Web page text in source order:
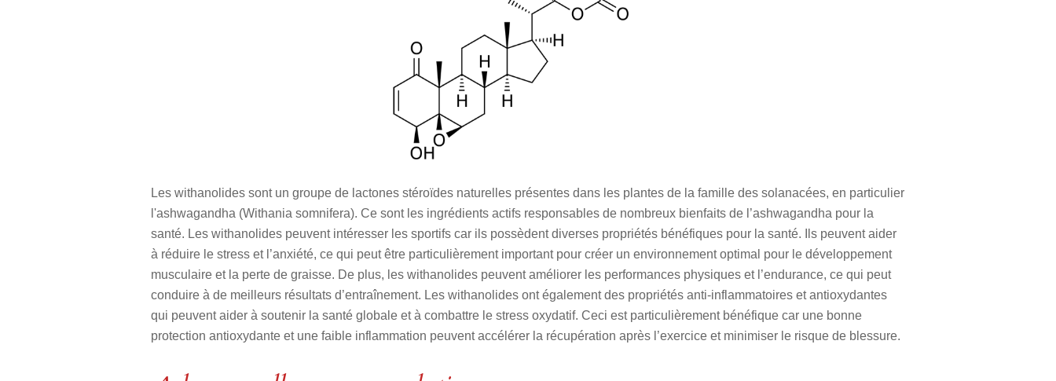
Les withanolides sont un groupe de lactones stéroïdes naturelles présentes dans les plantes de la famille des solanacées, en particulier
l'ashwagandha (Withania somnifera). Ce sont les ingrédients actifs responsables de nombreux bienfaits de l’ashwagandha pour la
santé. Les withanolides peuvent intéresser les sportifs car ils possèdent diverses propriétés bénéfiques pour la santé. Ils peuvent aider
à réduire le stress et l’anxiété, ce qui peut être particulièrement important pour créer un environnement optimal pour le développement
musculaire et la perte de graisse. De plus, les withanolides peuvent améliorer les performances physiques et l’endurance, ce qui peut
conduire à de meilleurs résultats d’entraînement. Les withanolides ont également des propriétés anti-inflammatoires et antioxydantes
qui peuvent aider à soutenir la santé globale et à combattre le stress oxydatif. Ceci est particulièrement bénéfique car une bonne
protection antioxydante et une faible inflammation peuvent accélérer la récupération après l’exercice et minimiser le risque de blessure.